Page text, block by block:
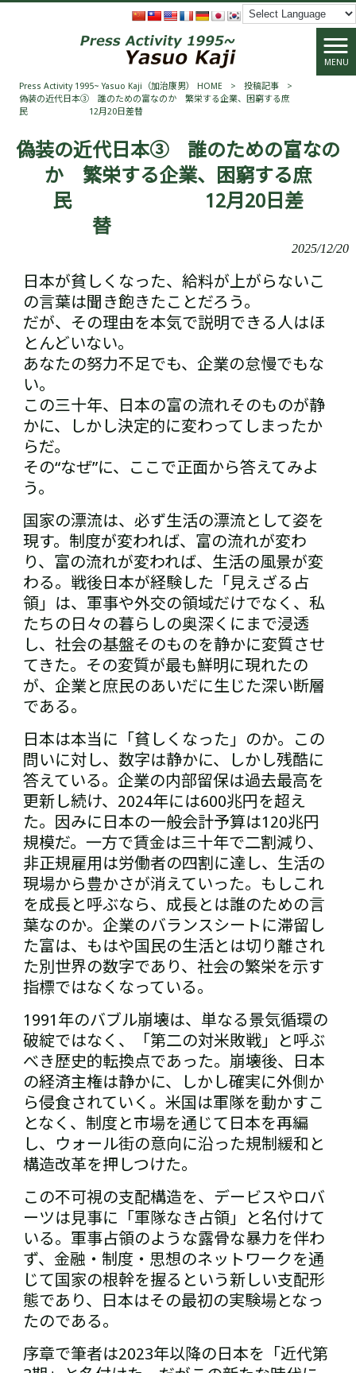
MENU
Press Activity 1995~ Yasuo Kaji（加治康男） HOME > 投稿記事
>
偽装の近代日本③ 誰のための富なのか 繁栄する企業、困窮する庶
民 12月20日差替
偽装の近代日本③ 誰のための富なの
か 繁栄する企業、困窮する庶
民 12月20日差
替
2025/12/20
日本が貧しくなった、給料が上がらない――こ
の言葉は聞き飽きたことだろう。
だが、その理由を本気で説明できる人はほ
とんどいない。
あなたの努力不足でも、企業の怠慢でもな
い。
この三十年、日本の富の流れそのものが静
かに、しかし決定的に変わってしまったか
らだ。
その“なぜ”に、ここで正面から答えてみよ
う。
国家の漂流は、必ず生活の漂流として姿を
現す。制度が変われば、富の流れが変わ
り、富の流れが変われば、生活の風景が変
わる。戦後日本が経験した「見えざる占
領」は、軍事や外交の領域だけでなく、私
たちの日々の暮らしの奥深くにまで浸透
し、社会の基盤そのものを静かに変質させ
てきた。その変質が最も鮮明に現れたの
が、企業と庶民のあいだに生じた深い断層
である。
日本は本当に「貧しくなった」のか。この
問いに対し、数字は静かに、しかし残酷に
答えている。企業の内部留保は過去最高を
更新し続け、2024年には600兆円を超え
た。因みに日本の一般会計予算は120兆円
規模だ。一方で賃金は三十年で二割減り、
非正規雇用は労働者の四割に達し、生活の
現場から豊かさが消えていった。もしこれ
を成長と呼ぶなら、成長とは誰のための言
葉なのか。企業のバランスシートに滞留し
た富は、もはや国民の生活とは切り離され
た別世界の数字であり、社会の繁栄を示す
指標ではなくなっている。
1991年のバブル崩壊は、単なる景気循環の
破綻ではなく、「第二の対米敗戦」と呼ぶ
べき歴史的転換点であった。崩壊後、日本
の経済主権は静かに、しかし確実に外側か
ら侵食されていく。米国は軍隊を動かすこ
となく、制度と市場を通じて日本を再編
し、ウォール街の意向に沿った規制緩和と
構造改革を押しつけた。
この不可視の支配構造を、デービスやロバ
ーツは見事に「軍隊なき占領」と名付けて
いる。軍事占領のような露骨な暴力を伴わ
ず、金融・制度・思想のネットワークを通
じて国家の根幹を握るという新しい支配形
態であり、日本はその最初の実験場となっ
たのである。
序章で筆者は2023年以降の日本を「近代第